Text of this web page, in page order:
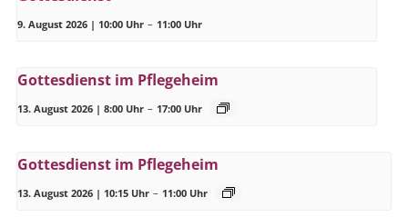
9. August 2026 | 10:00 Uhr – 11:00 Uhr
Gottesdienst im Pflegeheim
13. August 2026 | 8:00 Uhr – 17:00 Uhr
Gottesdienst im Pflegeheim
13. August 2026 | 10:15 Uhr – 11:00 Uhr